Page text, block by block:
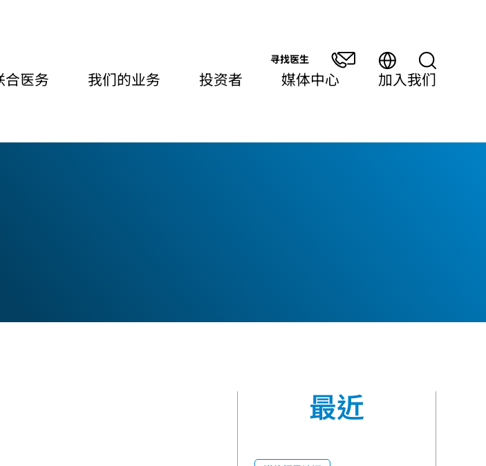
寻找医生
合医务 我们的业务 投资者 媒体中心 加入我们
最近